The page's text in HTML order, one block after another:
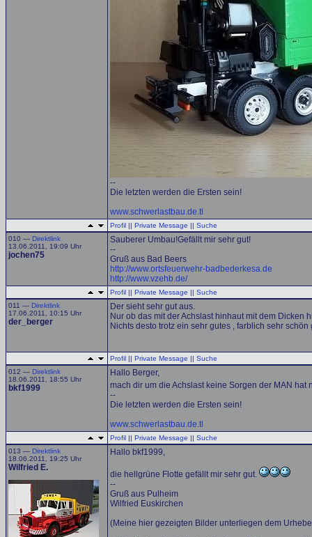
--
Die letzten werden die Ersten sein!
www.schwerlastbau.de.tl
Profil || Private Message || Suche
010 — Direktlink
13.06.2011, 19:09 Uhr
jochen75
Sauberer Umbau!Gefällt mir sehr gut!
--
Gruß aus Bad Beers
http://www.ortsfeuerwehr-badbederkesa.de
http://www.vzehb.de/
Profil || Private Message || Suche
011 — Direktlink
17.06.2011, 10:15 Uhr
der_berger
Der sieht sehr gut aus.
Nur ob das mit der Achslast hinhaut mit dem Dicken
Nichts desto trotz ein sehr gutes , farblich sehr
Profil || Private Message || Suche
012 — Direktlink
18.06.2011, 18:55 Uhr
bkf1999
Hallo Berger,
mach dir um die Achslast keine Sorgen der MAN
--
Die letzten werden die Ersten sein!
www.schwerlastbau.de.tl
Profil || Private Message || Suche
013 — Direktlink
18.06.2011, 19:25 Uhr
Wilfried E.
Hallo bkf1999,
die hellgrüne Flotte gefällt mir sehr gut.
--
Gruß aus Pulheim
Wilfried Euskirchen
(Meine hier gezeigten Bilder unterliegen dem